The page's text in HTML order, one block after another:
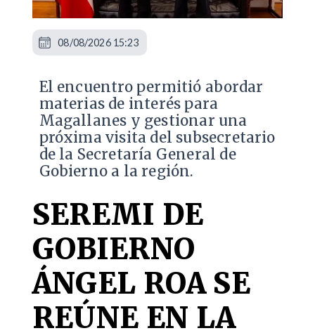
El encuentro permitió abordar
materias de interés para
Magallanes y gestionar una
próxima visita del subsecretario
de la Secretaría General de
Gobierno a la región.
SEREMI DE
GOBIERNO
ÁNGEL ROA SE
REÚNE EN LA
08/08/2026 15:23